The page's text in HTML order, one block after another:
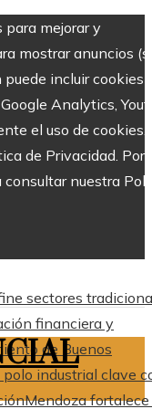
mejorar y
mostrar anuncios
incluir cookies
Analytics,
el uso de cookies.
de Privacidad. Por
nuestra
sectores
financiera y
de Buenos
industrial clave
Mendoza fortalece